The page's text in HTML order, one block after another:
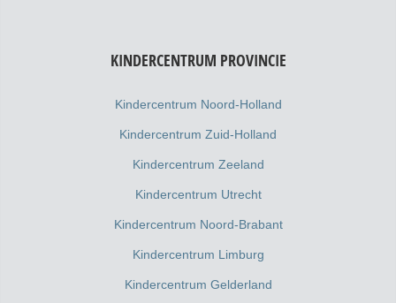
KINDERCENTRUM PROVINCIE
Kindercentrum Noord-Holland
Kindercentrum Zuid-Holland
Kindercentrum Zeeland
Kindercentrum Utrecht
Kindercentrum Noord-Brabant
Kindercentrum Limburg
Kindercentrum Gelderland